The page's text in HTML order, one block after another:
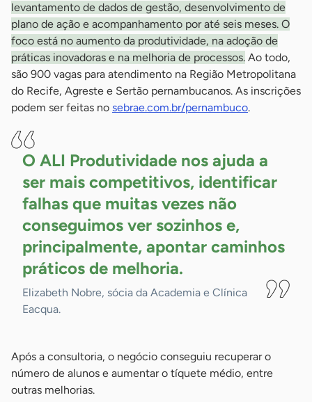
levantamento de dados de gestão, desenvolvimento de
plano de ação e acompanhamento por até seis meses. O
foco está no aumento da produtividade, na adoção de
práticas inovadoras e na melhoria de processos. Ao todo,
são 900 vagas para atendimento na Região Metropolitana
do Recife, Agreste e Sertão pernambucanos. As inscrições
podem ser feitas no sebrae.com.br/pernambuco.
O ALI Produtividade nos ajuda a
ser mais competitivos, identificar
falhas que muitas vezes não
conseguimos ver sozinhos e,
principalmente, apontar caminhos
práticos de melhoria.
Elizabeth Nobre, sócia da Academia e Clínica
Eacqua.
Após a consultoria, o negócio conseguiu recuperar o
número de alunos e aumentar o tíquete médio, entre
outras melhorias.